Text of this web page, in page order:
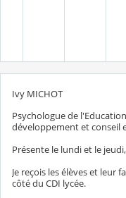
Ivy MICHOT
Psychologue de
développement et conseil
Présente le lundi et le
Je reçois les élèves et leur
côté du CDI lycée.